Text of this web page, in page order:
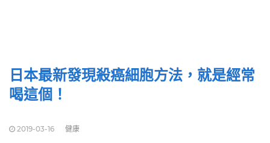
日本最新發現殺癌細胞方法，就是經常
喝這個！
2019-03-16 健康